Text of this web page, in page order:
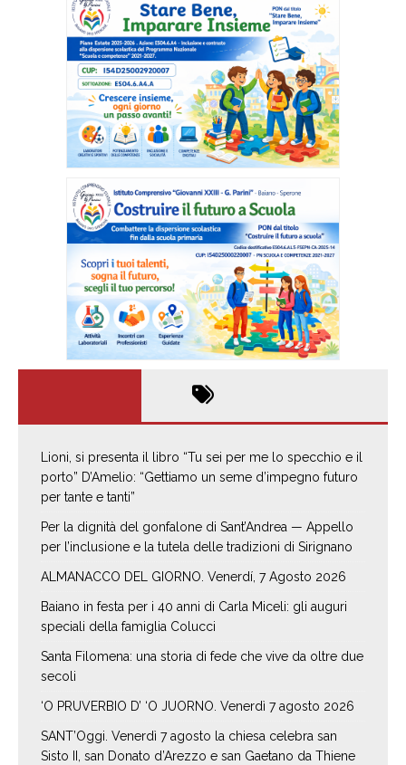
Lioni, si presenta il libro “Tu sei per me lo specchio e il
porto” D’Amelio: “Gettiamo un seme d’impegno futuro
per tante e tanti”
Per la dignità del gonfalone di Sant’Andrea — Appello
per l’inclusione e la tutela delle tradizioni di Sirignano
ALMANACCO DEL GIORNO. Venerdí, 7 Agosto 2026
Baiano in festa per i 40 anni di Carla Miceli: gli auguri
speciali della famiglia Colucci
Santa Filomena: una storia di fede che vive da oltre due
secoli
‘O PRUVERBIO D’ ‘O JUORNO. Venerdì 7 agosto 2026
SANT’Oggi. Venerdì 7 agosto la chiesa celebra san
Sisto II, san Donato d’Arezzo e san Gaetano da Thiene